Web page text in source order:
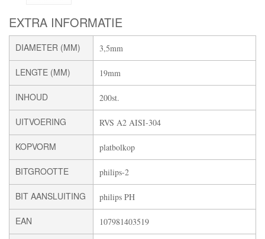
EXTRA INFORMATIE
DIAMETER (MM) 3,5mm
LENGTE (MM) 19mm
INHOUD 200st.
UITVOERING RVS A2 AISI-304
KOPVORM platbolkop
BITGROOTTE philips-2
BIT AANSLUITING philips PH
EAN 107981403519